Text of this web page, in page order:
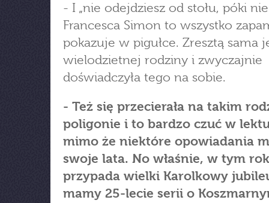
- I „nie odejdziesz od stołu, póki
Francesca Simon to wszystko
pokazuje w pigułce. Zresztą sama
wielodzietnej rodziny i zwyczajnie
doświadczyła tego na sobie.
- Też się przecierała na takim
poligonie i to bardzo czuć w
mimo że niektóre opowiadania
swoje lata. No właśnie, w tym
przypada wielki Karolkowy
mamy 25-lecie serii o